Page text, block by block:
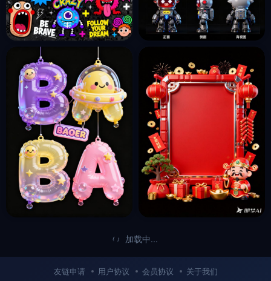
可爱卡通街头涂鸦风格怪兽主
题拼贴插画海报-即梦ai关键词
描述咒语
收藏
4个月前 8
3D立体可爱卡通品牌IP形象太
空牛三视角盲盒手办模型-即梦
ai关键词描述咒语
收藏
5个月前
即梦ai关键词描述咒语
收藏
梦ai关键词描述咒语
5个月前
加载中...
友链申请 用户协议 会员协议 关于我们